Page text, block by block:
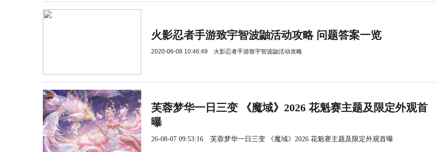
火影忍者手游致宇智波鼬活动攻略 问题答案一览
2020-06-08 10:46:49 火影忍者手游致宇智波鼬活动攻略
芙蓉梦华一日三变 《魔域》2026 花魁赛主题及限定外观首
曝
26-08-07 09:53:16 芙蓉梦华一日三变 《魔域》2026 花魁赛主题及限定外观首曝